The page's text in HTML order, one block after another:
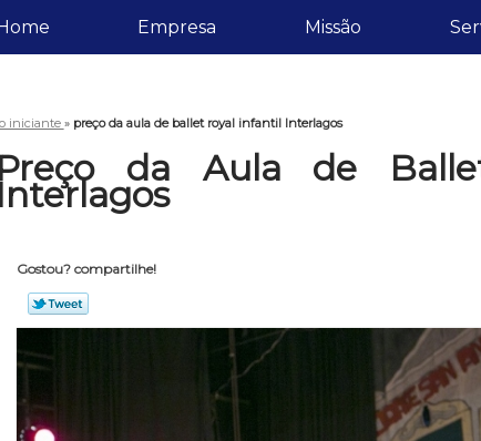
Empresa Missão
iniciante » preço da aula de ballet royal infantil Interlagos
Preço da Aula de
Interlagos
Gostou? compartilhe!